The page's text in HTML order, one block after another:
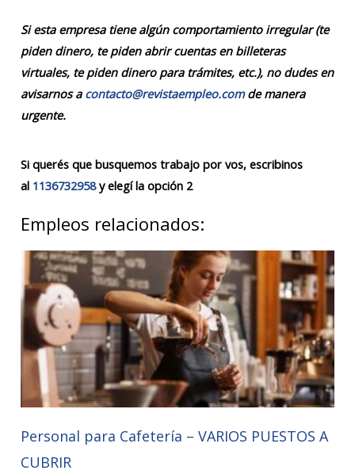
Si esta empresa tiene algún comportamiento irregular (te
piden dinero, te piden abrir cuentas en billeteras
virtuales, te piden dinero para trámites, etc.), no dudes en
avisarnos a contacto@revistaempleo.comde manera
urgente.
Si querés que busquemos trabajo por vos, escribinos
al 1136732958y elegí la opción 2
Empleos relacionados:
Personal para Cafetería – VARIOS PUESTOS A
CUBRIR